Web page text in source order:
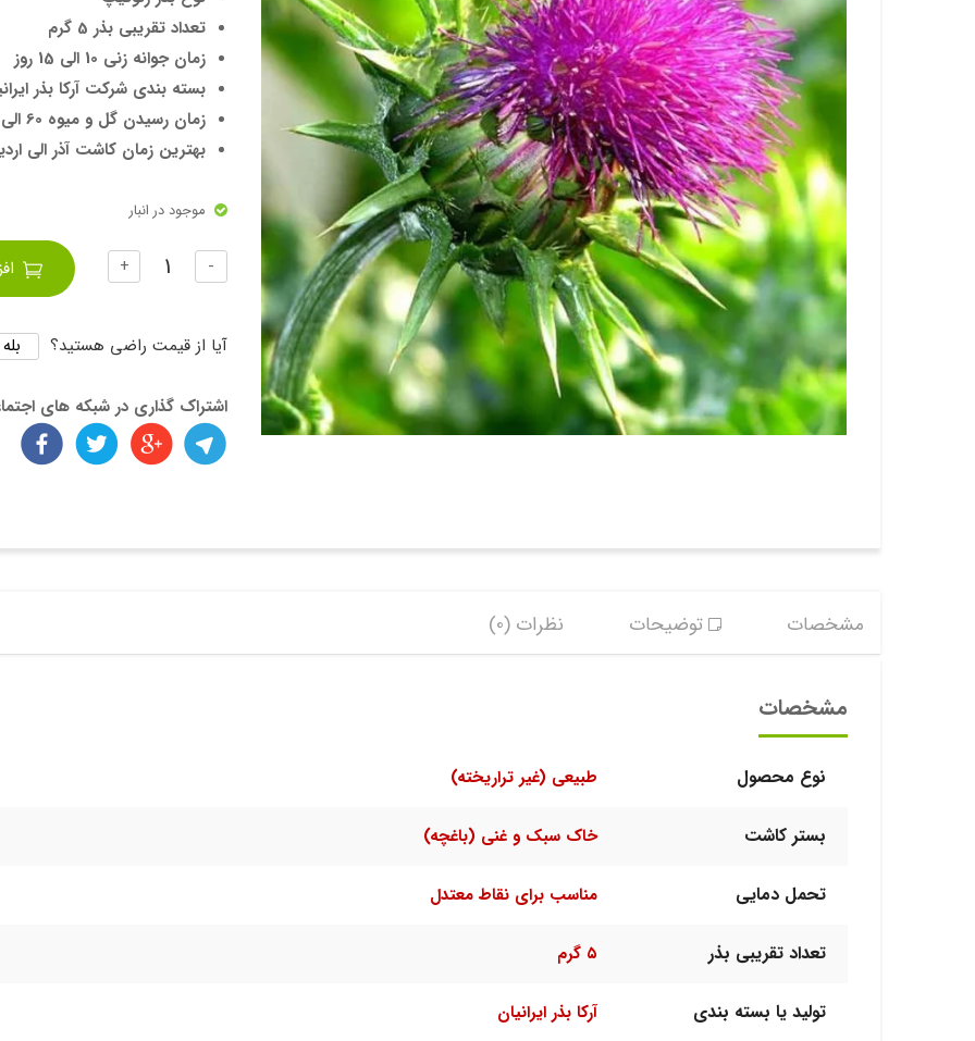
تعداد تقریبی بذر 5 گرم
زمان جوانه زنی 10 الی 15 روز
بسته بندی شرکت آرکا بذر
زمان رسیدن گل و میوه 60 الی 80 روز
بهترین زمان کاشت آذر الی
موجود در انبار
- تعداد +
آیا از قیمت راضی هستید؟ بله
اشتراک گذاری در شبکه های
مشخصات توضیحات نظرات (0)
مشخصات
نوع محصول طبیعی (غیر تراریخته)
بستر کاشت خاک سبک و غنی (باغچه)
تحمل دمایی مناسب برای نقاط معتدل
تعداد تقریبی بذر ۵ گرم
تولید یا بسته بندی آرکا بذر ایرانیان